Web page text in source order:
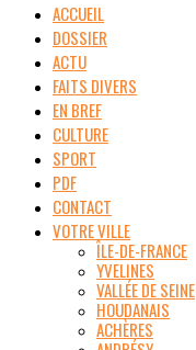
ACCUEIL
DOSSIER
ACTU
FAITS DIVERS
EN BREF
CULTURE
SPORT
PDF
CONTACT
VOTRE VILLE
ÎLE-DE-FRANCE
YVELINES
VALLÉE DE SEINE
HOUDANAIS
ACHÈRES